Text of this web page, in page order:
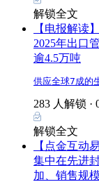
解锁全文
【电报解读
2025年出口
逾4.5万吨
供应全球7成的
283 人解锁 ·
解锁全文
【点金互动
集中在先进
加、销售规